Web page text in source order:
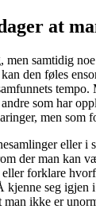
at
men samtidig
den føles
som har
men som
eller i
der man kan
forklare
kjenne seg igjen
man ikke er